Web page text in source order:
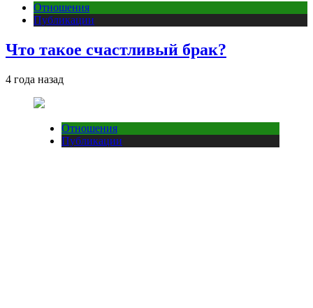
Отношения
Публикации
Что такое счастливый брак?
4 года назад
Отношения
Публикации